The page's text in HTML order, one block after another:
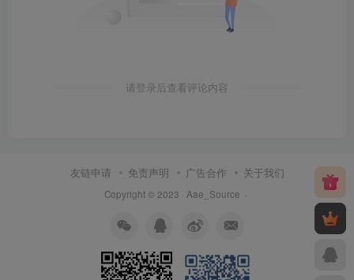
请登录后查看评论内容
友链申请 免责声明 广告合作 关于我们
Copyright © 2023 · Aae_Source ·